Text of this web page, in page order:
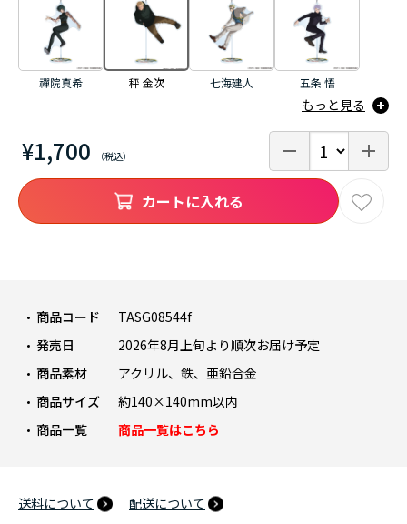
¥1,700
商品コード
TASG08544f
発売日
2026年8月上旬より順次お届け予定
商品素材
アクリル、鉄、亜鉛合金
商品サイズ
約140×140mm以内
商品一覧
商品一覧はこちら
送料について 配送について
禪院真希 秤 金次 七海建人 五条 悟
もっと見る
カートに入れる